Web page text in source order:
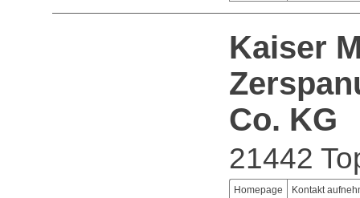
Kaiser
Co. KG
21442
Homepage Kontakt